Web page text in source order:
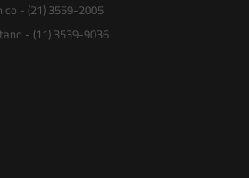
- (21) 3559-2005
- (11) 3539-9036